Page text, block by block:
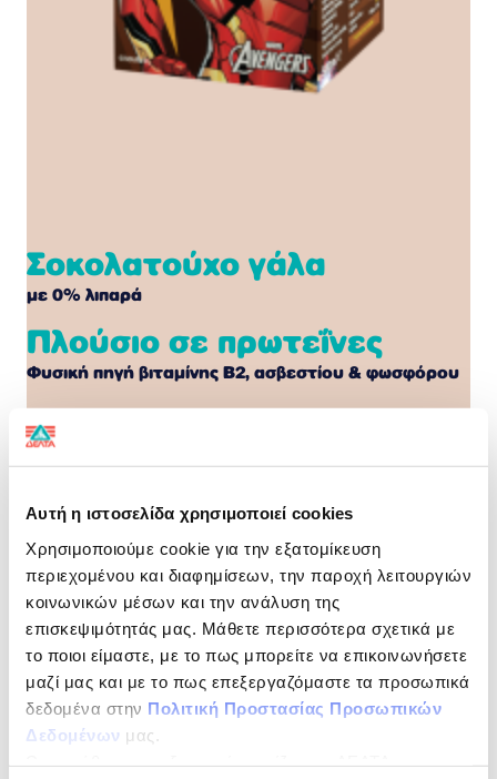
Αυτή η ιστοσελίδα χρησιμοποιεί cookies
Χρησιμοποιούμε cookie για την εξατομίκευση
περιεχομένου και διαφημίσεων, την παροχή λειτουργιών
κοινωνικών μέσων και την ανάλυση της
επισκεψιμότητάς μας. Μάθετε περισσότερα σχετικά με
το ποιοι είμαστε, με το πως μπορείτε να επικοινωνήσετε
μαζί μας και με το πως επεξεργαζόμαστε τα προσωπικά
δεδομένα στην Πολιτική Προστασίας Προσωπικών
Δεδομένων μας.
Σοκολατούχο γάλα
με 0% λιπαρά
Πλούσιο σε πρωτεΐνες
Φυσική πηγή βιταμίνης Β2, ασβεστίου & φωσφόρου
Ψηλά το κεφάλι!
ενέργεια στον οργανισμό σου και σου χαρίζει μια
μοναδική γευστική εμπειρία, κάθε στιγμή της μέρας!
#KANTOALITHINO
ΔΙΑΤΡΟΦΙΚΗ ΔΗΛΩΣΗ
Ενέργεια
275kJ/65kcal
Λιπαρά
0,3g
εκ των οποίων
Κορεσµένα